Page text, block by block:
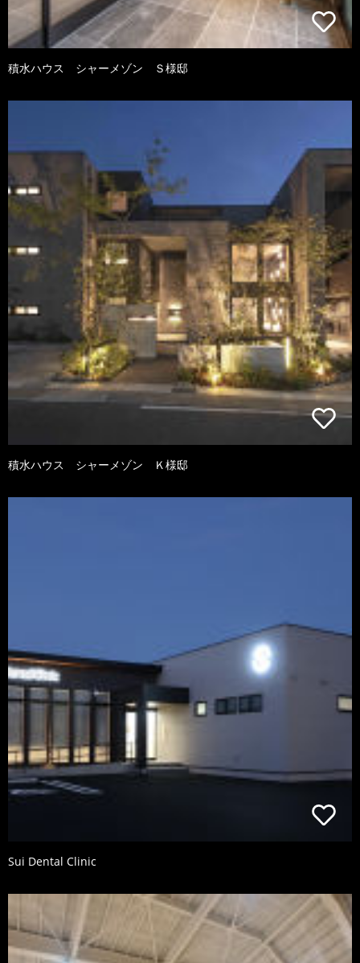
積水ハウス シャーメゾン Ｓ様邸
積水ハウス シャーメゾン Ｋ様邸
Sui Dental Clinic